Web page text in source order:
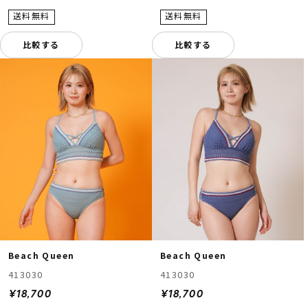
比較する 比較する
Beach Queen
413030
¥18,700
Beach Queen
413030
¥18,700